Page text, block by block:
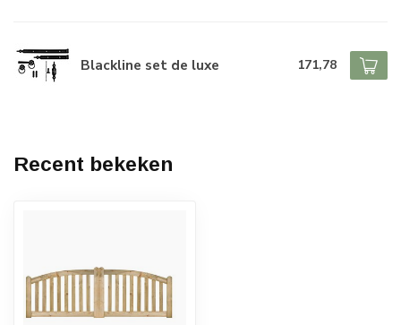
Blackline set de luxe 171,78
Recent bekeken